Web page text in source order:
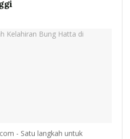
- Satu langkah untuk